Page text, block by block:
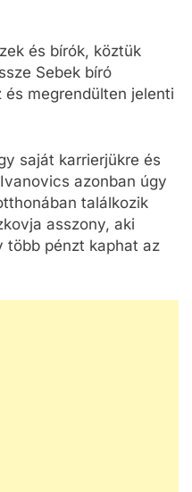
és bírók, köztük
Sebek bíró
megrendülten jelenti
saját karrierjükre és
azonban úgy
találkozik
asszony, aki
több pénzt kaphat az